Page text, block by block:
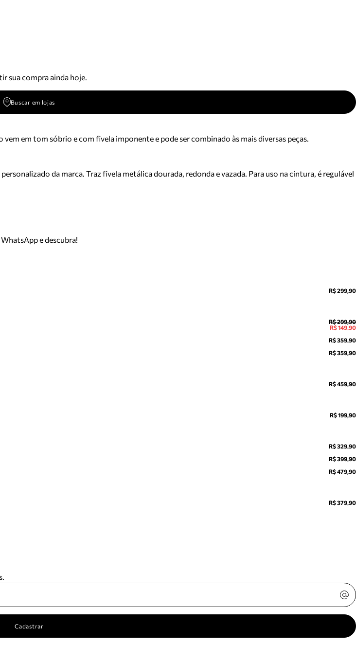
sua compra ainda hoje.
Buscar em lojas
em tom sóbrio e com fivela imponente e pode ser combinado às mais diversas peças.
da marca. Traz fivela metálica dourada, redonda e vazada. Para uso na cintura, é regulável
e descubra!
R$ 299,90
R$ 299,90
R$ 149,90
R$ 359,90
R$ 359,90
R$ 459,90
R$ 199,90
R$ 329,90
R$ 399,90
R$ 479,90
R$ 379,90
Cadastrar